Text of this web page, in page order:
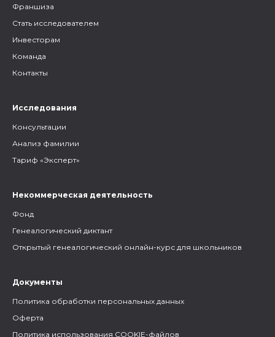
Франшиза
Стать исследователем
Инвесторам
Команда
Контакты
Исследования
Консультации
Анализ фамилии
Тариф «Эксперт»
Некоммерческая деятельность
Фонд
Генеалогический диктант
Открытый генеалогический онлайн-курс для школьников
Документы
Политика обработки персональных данных
Оферта
Политика использования COOKIE-файлов